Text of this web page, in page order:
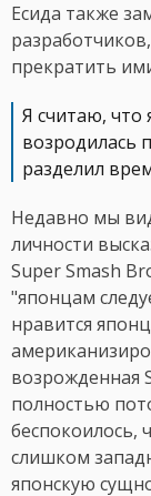
Есида также
прекратить
Я считаю, что
возродилась
разделил
Недавно мы
личности
Super Smash
"японцам
нравится
возрожденная
полностью
беспокоилось,
слишком
японскую